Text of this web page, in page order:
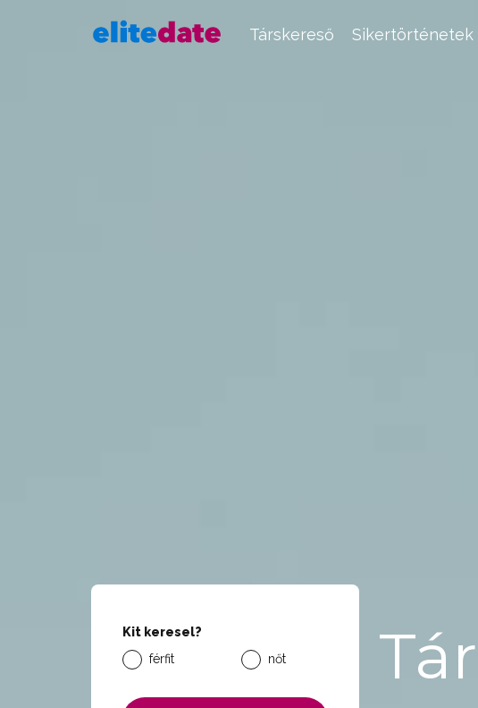
Társkereső Sikertörténetek
Kit keresel?
férfit
nőt